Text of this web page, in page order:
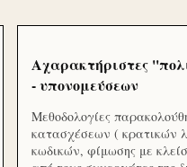
Αχαρακτήριστες
- υπονομεύσεων
Μεθοδολογίες
κατασχέσεων ( κρατικών
κωδικών, φίμωσης με